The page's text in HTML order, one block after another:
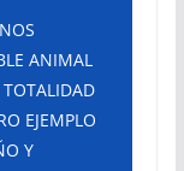
ANIMAL
EJEMPLO
Y